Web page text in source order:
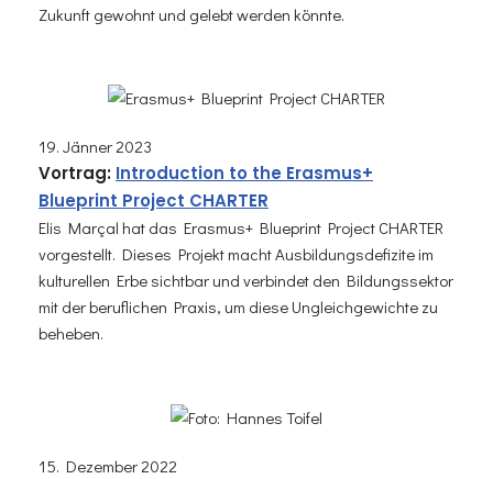
Zukunft gewohnt und gelebt werden könnte.
19. Jänner 2023
Vortrag: Introduction to the Erasmus+
Blueprint Project CHARTER
Elis Marçal hat das Erasmus+ Blueprint Project CHARTER
vorgestellt. Dieses Projekt macht Ausbildungsdefizite im
kulturellen Erbe sichtbar und verbindet den Bildungssektor
mit der beruflichen Praxis, um diese Ungleichgewichte zu
beheben.
15. Dezember 2022